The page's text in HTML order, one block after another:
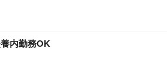
内勤務OK